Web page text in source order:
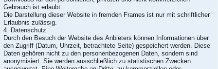
Gebrauch ist erlaubt.
Die Darstellung dieser Website in fremden Frames ist nur mit schriftlicher
Erlaubnis zulässig.
4. Datenschutz
Durch den Besuch der Website des Anbieters können Informationen über
den Zugriff (Datum, Uhrzeit, betrachtete Seite) gespeichert werden. Diese
Daten gehören nicht zu den personenbezogenen Daten, sondern sind
anonymisiert. Sie werden ausschließlich zu statistischen Zwecken